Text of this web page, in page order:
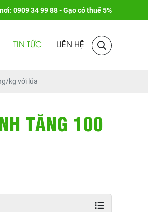
0909 34 99 88 - Gạo có thuế 5%
TIN TỨC LIÊN HỆ
kg với lúa
TĂNG 100